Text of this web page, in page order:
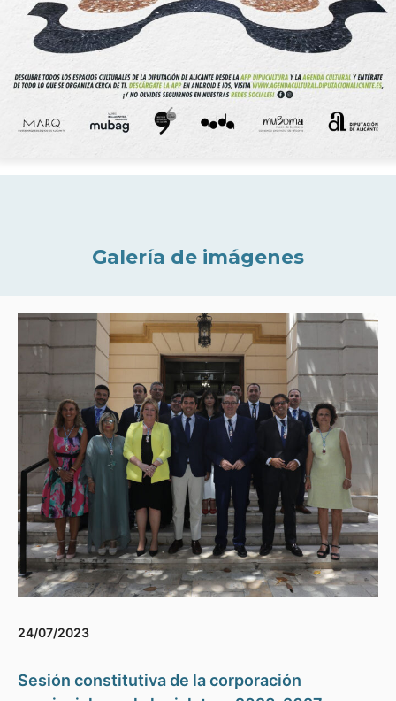
Galería de imágenes
24/07/2023
Sesión constitutiva de la corporación